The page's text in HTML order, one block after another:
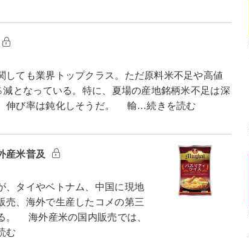
ても業界トップクラス。ただ原料米不足や高値
となっている。特に、夏場の産地銘柄米不足は深
伸び率は鈍化しそうだ。 輸…続きを読む
産米普及
タイやベトナム、中国に現地
売、海外で生産したコメの第三
。 海外産米の国内販売では、
む